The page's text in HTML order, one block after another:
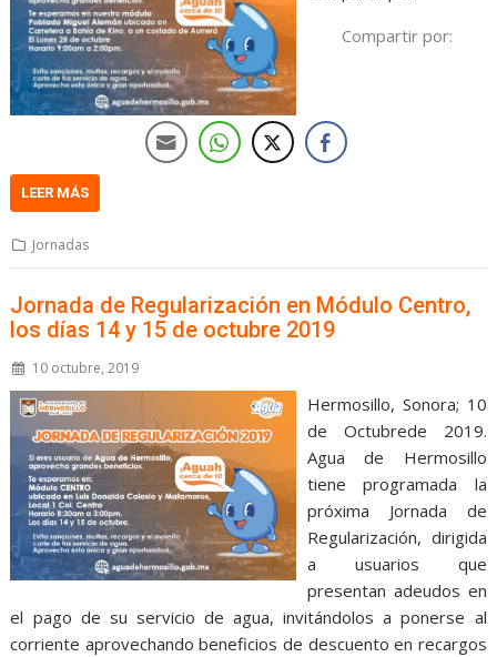
Compartir por:
LEER MÁS
Jornadas
Jornada de Regularización en Módulo Centro,
los días 14 y 15 de octubre 2019
10 octubre, 2019
Hermosillo, Sonora; 10
de Octubrede 2019.
Agua de Hermosillo
tiene programada la
próxima Jornada de
Regularización, dirigida
a usuarios que
presentan adeudos en
el pago de su servicio de agua, invitándolos a ponerse al
corriente aprovechando beneficios de descuento en recargos